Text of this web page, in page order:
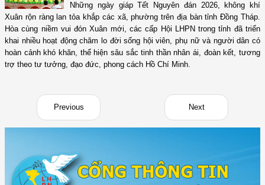
Những ngày giáp Tết Nguyên đán 2026, không khí
Xuân rộn ràng lan tỏa khắp các xã, phường trên địa bàn tỉnh Đồng Tháp.
Hòa cùng niềm vui đón Xuân mới, các cấp Hội LHPN trong tỉnh đã triển
khai nhiều hoạt động chăm lo đời sống hội viên, phụ nữ và người dân có
hoàn cảnh khó khăn, thể hiện sâu sắc tinh thần nhân ái, đoàn kết, tương
trợ theo tư tưởng, đạo đức, phong cách Hồ Chí Minh.
Previous Next